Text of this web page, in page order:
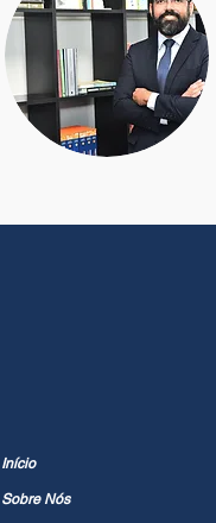
Início
Sobre Nós